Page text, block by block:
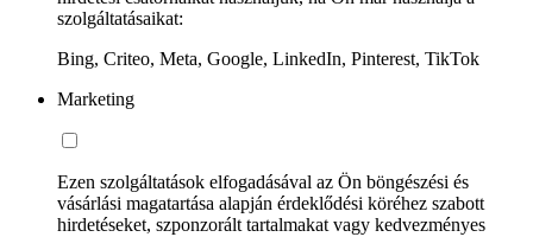
szolgáltatásaikat:
Bing, Criteo, Meta, Google, LinkedIn, Pinterest, TikTok
Marketing
Ezen szolgáltatások elfogadásával az Ön böngészési és
vásárlási magatartása alapján érdeklődési köréhez szabott
hirdetéseket, szponzorált tartalmakat vagy kedvezményes